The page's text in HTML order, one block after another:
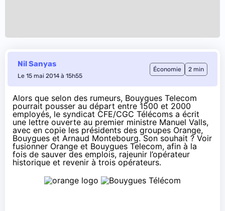
Nil Sanyas
Le 15 mai 2014 à 15h55
Économie 2 min
Alors que selon des rumeurs, Bouygues Telecom
pourrait pousser au départ entre 1500 et 2000
employés, le syndicat CFE/CGC Télécoms a écrit
une lettre ouverte au premier ministre Manuel Valls,
avec en copie les présidents des groupes Orange,
Bouygues et Arnaud Montebourg. Son souhait ? Voir
fusionner Orange et Bouygues Telecom, afin à la
fois de sauver des emplois, rajeunir l’opérateur
historique et revenir à trois opérateurs.